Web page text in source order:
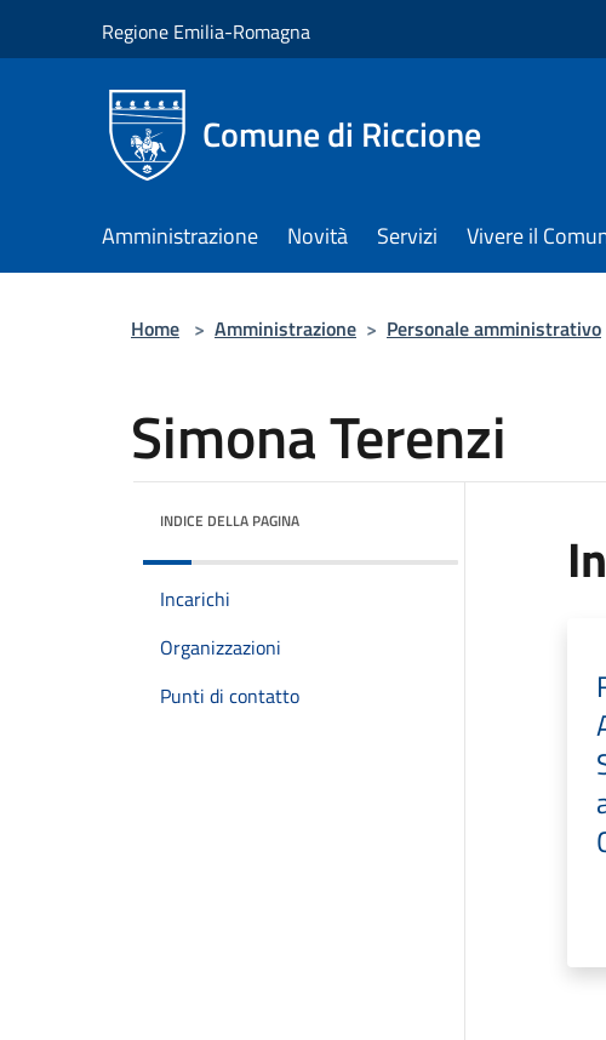
Regione Emilia-Romagna
Comune di Riccione
Amministrazione Novità Servizi Vivere il
Home > Amministrazione > Personale amministrativo
Simona Terenzi
INDICE DELLA PAGINA
Incarichi
Organizzazioni
Punti di contatto